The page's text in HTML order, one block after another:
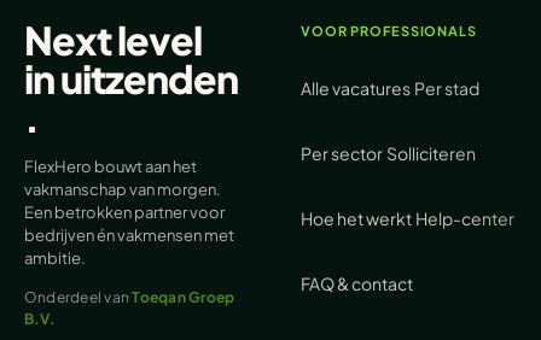
Next level
inuitzenden
.
FlexHero bouwt aan het
vakmanschap van morgen.
Een betrokken partner voor
bedrijven én vakmensen met
ambitie.
Onderdeel vanToeqan Groep
B.V.
VOOR PROFESSIONALS
Alle vacatures Per stad
Per sector Solliciteren
Hoe het werkt Help-center
FAQ & contact